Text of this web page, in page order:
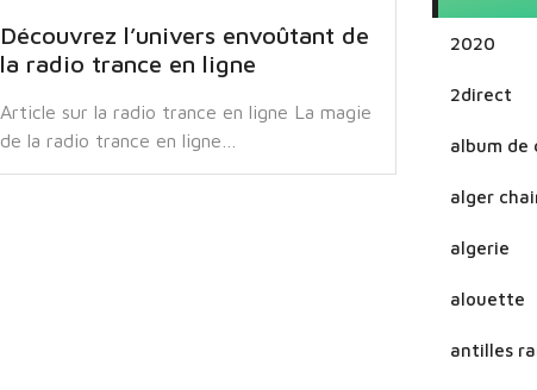
Découvrez l’univers envoûtant de
la radio trance en ligne
Article sur la radio trance en ligne La magie
de la radio trance en ligne…
2020
2direct
album de
alger
algerie
alouette
antilles